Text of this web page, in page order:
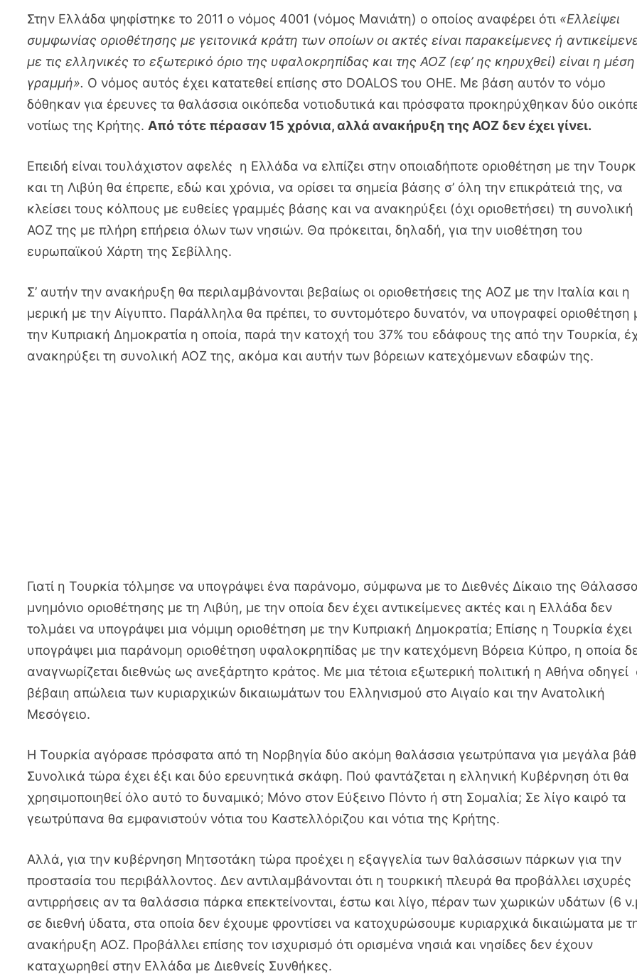
Στην Ελλάδα ψηφίστηκε το 2011 ο νόμος 4001 (νόμος Μανιάτη) ο οποίος αναφέρει ότι «Ελλείψει
συμφωνίας οριοθέτησης με γειτονικά κράτη των οποίων οι ακτές είναι παρακείμενες ή
με τις ελληνικές το εξωτερικό όριο της υφαλοκρηπίδας και της ΑΟΖ (εφ’ ης κηρυχθεί) είναι η μέση
γραμμή». Ο νόμος αυτός έχει κατατεθεί επίσης στο DOALOS του ΟΗΕ. Με βάση αυτόν το νόμο
δόθηκαν για έρευνες τα θαλάσσια οικόπεδα νοτιοδυτικά και πρόσφατα προκηρύχθηκαν δύο
νοτίως της Κρήτης. Από τότε πέρασαν 15 χρόνια, αλλά ανακήρυξη της ΑΟΖ δεν έχει γίνει.
Επειδή είναι τουλάχιστον αφελές η Ελλάδα να ελπίζει στην οποιαδήποτε οριοθέτηση με την
και τη Λιβύη θα έπρεπε, εδώ και χρόνια, να ορίσει τα σημεία βάσης σ’ όλη την επικράτειά της, να
κλείσει τους κόλπους με ευθείες γραμμές βάσης και να ανακηρύξει (όχι οριοθετήσει) τη συνολική
ΑΟΖ της με πλήρη επήρεια όλων των νησιών. Θα πρόκειται, δηλαδή, για την υιοθέτηση του
ευρωπαϊκού Χάρτη της Σεβίλλης.
Σ’ αυτήν την ανακήρυξη θα περιλαμβάνονται βεβαίως οι οριοθετήσεις της ΑΟΖ με την Ιταλία και η
μερική με την Αίγυπτο. Παράλληλα θα πρέπει, το συντομότερο δυνατόν, να υπογραφεί οριοθέτηση
την Κυπριακή Δημοκρατία η οποία, παρά την κατοχή του 37% του εδάφους της από την Τουρκία,
ανακηρύξει τη συνολική ΑΟΖ της, ακόμα και αυτήν των βόρειων κατεχόμενων εδαφών της.
Γιατί η Τουρκία τόλμησε να υπογράψει ένα παράνομο, σύμφωνα με το Διεθνές Δίκαιο της
μνημόνιο οριοθέτησης με τη Λιβύη, με την οποία δεν έχει αντικείμενες ακτές και η Ελλάδα δεν
τολμάει να υπογράψει μια νόμιμη οριοθέτηση με την Κυπριακή Δημοκρατία; Επίσης η Τουρκία έχει
υπογράψει μια παράνομη οριοθέτηση υφαλοκρηπίδας με την κατεχόμενη Βόρεια Κύπρο, η οποία
αναγνωρίζεται διεθνώς ως ανεξάρτητο κράτος. Με μια τέτοια εξωτερική πολιτική η Αθήνα οδηγεί
βέβαιη απώλεια των κυριαρχικών δικαιωμάτων του Ελληνισμού στο Αιγαίο και την Ανατολική
Μεσόγειο.
Η Τουρκία αγόρασε πρόσφατα από τη Νορβηγία δύο ακόμη θαλάσσια γεωτρύπανα για μεγάλα
Συνολικά τώρα έχει έξι και δύο ερευνητικά σκάφη. Πού φαντάζεται η ελληνική Κυβέρνηση ότι θα
χρησιμοποιηθεί όλο αυτό το δυναμικό; Μόνο στον Εύξεινο Πόντο ή στη Σομαλία; Σε λίγο καιρό τα
γεωτρύπανα θα εμφανιστούν νότια του Καστελλόριζου και νότια της Κρήτης.
Αλλά, για την κυβέρνηση Μητσοτάκη τώρα προέχει η εξαγγελία των θαλάσσιων πάρκων για την
προστασία του περιβάλλοντος. Δεν αντιλαμβάνονται ότι η τουρκική πλευρά θα προβάλλει ισχυρές
αντιρρήσεις αν τα θαλάσσια πάρκα επεκτείνονται, έστω και λίγο, πέραν των χωρικών υδάτων (6
σε διεθνή ύδατα, στα οποία δεν έχουμε φροντίσει να κατοχυρώσουμε κυριαρχικά δικαιώματα με
ανακήρυξη ΑΟΖ. Προβάλλει επίσης τον ισχυρισμό ότι ορισμένα νησιά και νησίδες δεν έχουν
καταχωρηθεί στην Ελλάδα με Διεθνείς Συνθήκες.